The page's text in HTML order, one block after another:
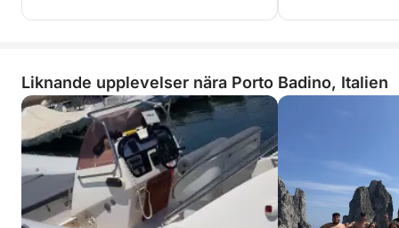
Liknande upplevelser nära Porto Badino, Italien